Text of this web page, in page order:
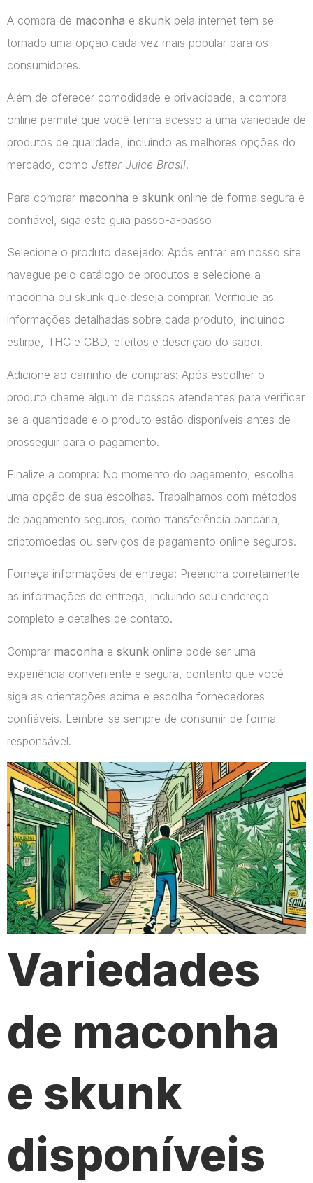
A compra de maconha e skunk pela internet tem se
tornado uma opção cada vez mais popular para os
consumidores.
Além de oferecer comodidade e privacidade, a compra
online permite que você tenha acesso a uma variedade de
produtos de qualidade, incluindo as melhores opções do
mercado, como Jetter Juice Brasil.
Para comprar maconha e skunk online de forma segura e
confiável, siga este guia passo-a-passo
Selecione o produto desejado: Após entrar em nosso site
navegue pelo catálogo de produtos e selecione a
maconha ou skunk que deseja comprar. Verifique as
informações detalhadas sobre cada produto, incluindo
estirpe, THC e CBD, efeitos e descrição do sabor.
Adicione ao carrinho de compras: Após escolher o
produto chame algum de nossos atendentes para verificar
se a quantidade e o produto estão disponíveis antes de
prosseguir para o pagamento.
Finalize a compra: No momento do pagamento, escolha
uma opção de sua escolhas. Trabalhamos com métodos
de pagamento seguros, como transferência bancária,
criptomoedas ou serviços de pagamento online seguros.
Forneça informações de entrega: Preencha corretamente
as informações de entrega, incluindo seu endereço
completo e detalhes de contato.
Comprar maconha e skunk online pode ser uma
experiência conveniente e segura, contanto que você
siga as orientações acima e escolha fornecedores
confiáveis. Lembre-se sempre de consumir de forma
responsável.
Variedades
de maconha
e skunk
disponíveis